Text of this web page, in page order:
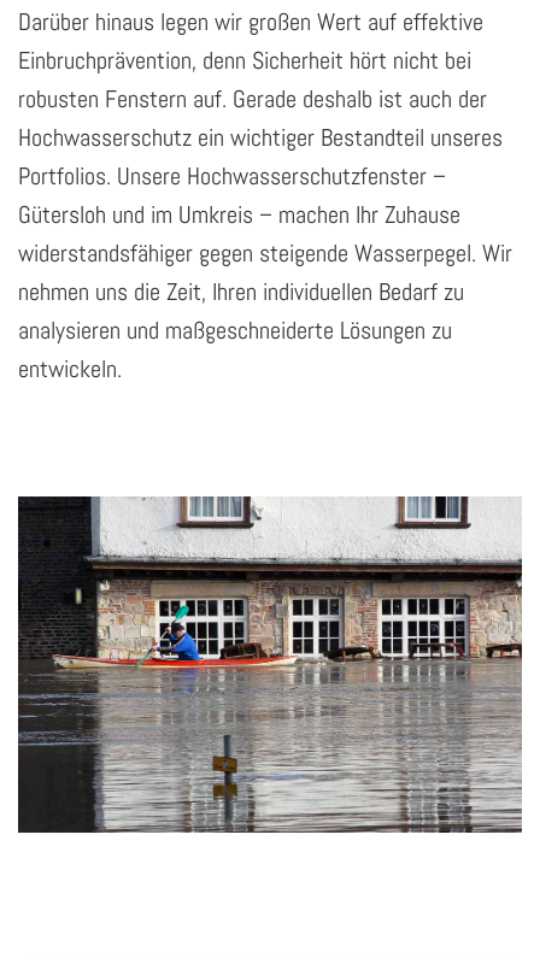
Darüber hinaus legen wir großen Wert auf effektive
Einbruchprävention, denn Sicherheit hört nicht bei
robusten Fenstern auf. Gerade deshalb ist auch der
Hochwasserschutz ein wichtiger Bestandteil unseres
Portfolios. Unsere Hochwasserschutzfenster –
Gütersloh und im Umkreis – machen Ihr Zuhause
widerstandsfähiger gegen steigende Wasserpegel. Wir
nehmen uns die Zeit, Ihren individuellen Bedarf zu
analysieren und maßgeschneiderte Lösungen zu
entwickeln.